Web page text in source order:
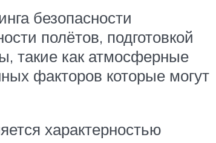
безопасности
полётов, подготовкой
такие как атмосферные
факторов которые могут
характерностью